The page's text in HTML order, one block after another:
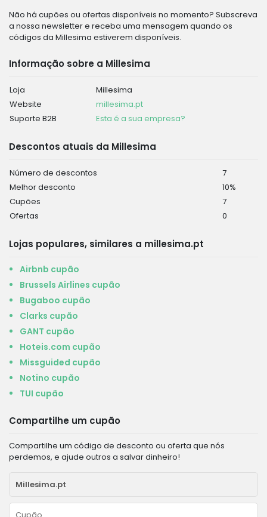
Não há cupões ou ofertas disponíveis no momento? Subscreva
a nossa newsletter e receba uma mensagem quando os
códigos da Millesima estiverem disponíveis.
Informação sobre a Millesima
Loja
Millesima
Website
millesima.pt
Suporte B2B
Esta é a sua empresa?
Descontos atuais da Millesima
Número de descontos
7
Melhor desconto
10%
Cupões
7
Ofertas
0
Lojas populares, similares a millesima.pt
Airbnb cupão
Brussels Airlines cupão
Bugaboo cupão
Clarks cupão
GANT cupão
Hoteis.com cupão
Missguided cupão
Notino cupão
TUI cupão
Compartilhe um cupão
Compartilhe um código de desconto ou oferta que nós
perdemos, e ajude outros a salvar dinheiro!